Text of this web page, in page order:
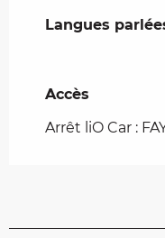
Langues
Langues
Accès
Accès
Arrêt liO Car :